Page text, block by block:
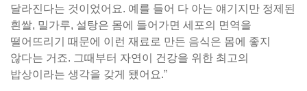
달라진다는 것이었어요. 예를 들어 다 아는 얘기지만 정제된
흰쌀, 밀가루, 설탕은 몸에 들어가면 세포의 면역을
떨어뜨리기 때문에 이런 재료로 만든 음식은 몸에 좋지
않다는 거죠. 그때부터 자연이 건강을 위한 최고의
밥상이라는 생각을 갖게 됐어요.”